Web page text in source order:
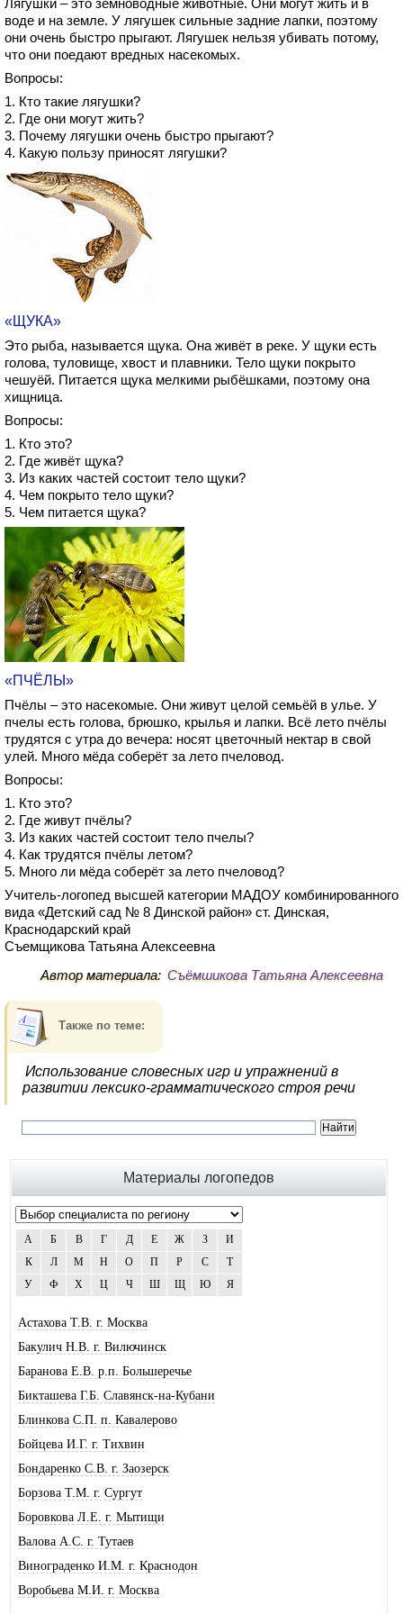
Лягушки – это земноводные животные. Они могут жить и в
воде и на земле. У лягушек сильные задние лапки, поэтому
они очень быстро прыгают. Лягушек нельзя убивать потому,
что они поедают вредных насекомых.
Вопросы:
1. Кто такие лягушки?
2. Где они могут жить?
3. Почему лягушки очень быстро прыгают?
4. Какую пользу приносят лягушки?
«ЩУКА»
Это рыба, называется щука. Она живёт в реке. У щуки есть
голова, туловище, хвост и плавники. Тело щуки покрыто
чешуёй. Питается щука мелкими рыбёшками, поэтому она
хищница.
Вопросы:
1. Кто это?
2. Где живёт щука?
3. Из каких частей состоит тело щуки?
4. Чем покрыто тело щуки?
5. Чем питается щука?
«ПЧЁЛЫ»
Пчёлы – это насекомые. Они живут целой семьёй в улье. У
пчелы есть голова, брюшко, крылья и лапки. Всё лето пчёлы
трудятся с утра до вечера: носят цветочный нектар в свой
улей. Много мёда соберёт за лето пчеловод.
Вопросы:
1. Кто это?
2. Где живут пчёлы?
3. Из каких частей состоит тело пчелы?
4. Как трудятся пчёлы летом?
5. Много ли мёда соберёт за лето пчеловод?
Учитель-логопед высшей категории МАДОУ комбинированного
вида «Детский сад № 8 Динской район» ст. Динская,
Краснодарский край
Съемщикова Татьяна Алексеевна
Автор материала: Съёмшикова Татьяна Алексеевна
Также по теме:
Использование словесных игр и упражнений в
развитии лексико-грамматического строя речи
Материалы логопедов
А Б В Г Д Е Ж З
И
К
Л М Н О П Р С
Т
У
Ф Х Ц Ч Ш Щ Ю Я
Астахова Т.В. г. Москва
Бакулич Н.В. г. Вилючинск
Баранова Е.В. р.п. Большеречье
Бикташева Г.Б. Славянск-на-Кубани
Блинкова С.П. п. Кавалерово
Бойцева И.Г. г. Тихвин
Бондаренко С.В. г. Заозерск
Борзова Т.М. г. Сургут
Боровкова Л.Е. г. Мытищи
Валова А.С. г. Тутаев
Винограденко И.М. г. Краснодон
Воробьева М.И. г. Москва